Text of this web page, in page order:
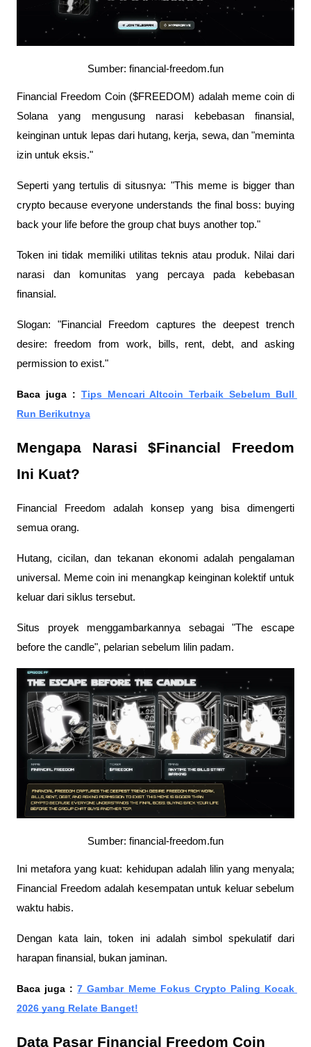
Sumber: financial-freedom.fun
Financial Freedom Coin ($FREEDOM) adalah meme coin di
Solana yang mengusung narasi kebebasan finansial,
keinginan untuk lepas dari hutang, kerja, sewa, dan "meminta
izin untuk eksis."
Seperti yang tertulis di situsnya: "This meme is bigger than
crypto because everyone understands the final boss: buying
back your life before the group chat buys another top."
Token ini tidak memiliki utilitas teknis atau produk. Nilai dari
narasi dan komunitas yang percaya pada kebebasan
finansial.
Slogan: "Financial Freedom captures the deepest trench
desire: freedom from work, bills, rent, debt, and asking
permission to exist."
Baca juga : Tips Mencari Altcoin Terbaik Sebelum Bull
Run Berikutnya
Mengapa Narasi $Financial Freedom
Ini Kuat?
Financial Freedom adalah konsep yang bisa dimengerti
semua orang.
Hutang, cicilan, dan tekanan ekonomi adalah pengalaman
universal. Meme coin ini menangkap keinginan kolektif untuk
keluar dari siklus tersebut.
Situs proyek menggambarkannya sebagai "The escape
before the candle", pelarian sebelum lilin padam.
Sumber: financial-freedom.fun
Ini metafora yang kuat: kehidupan adalah lilin yang menyala;
Financial Freedom adalah kesempatan untuk keluar sebelum
waktu habis.
Dengan kata lain, token ini adalah simbol spekulatif dari
harapan finansial, bukan jaminan.
Baca juga : 7 Gambar Meme Fokus Crypto Paling Kocak
2026 yang Relate Banget!
Data Pasar Financial Freedom Coin